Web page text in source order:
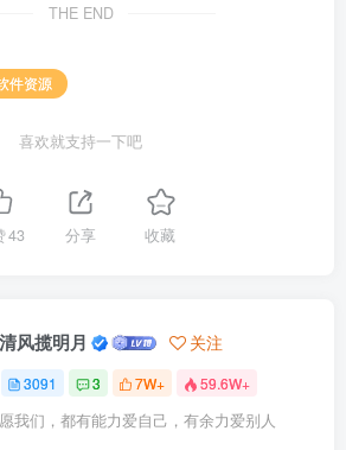
THE END
件资源
喜欢就支持一下吧
43 分享 收藏
清风揽明月 关注
3091 3 7W+ 59.6W+
愿我们，都有能力爱自己，有余力爱别人